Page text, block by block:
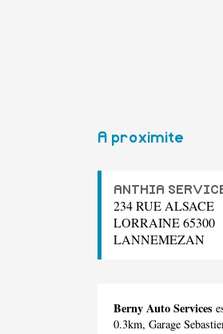
A proximite
ANTHIA
234 RUE ALSACE
LORRAINE 65300
LANNEMEZAN
Berny Auto Services
0.3km, Garage